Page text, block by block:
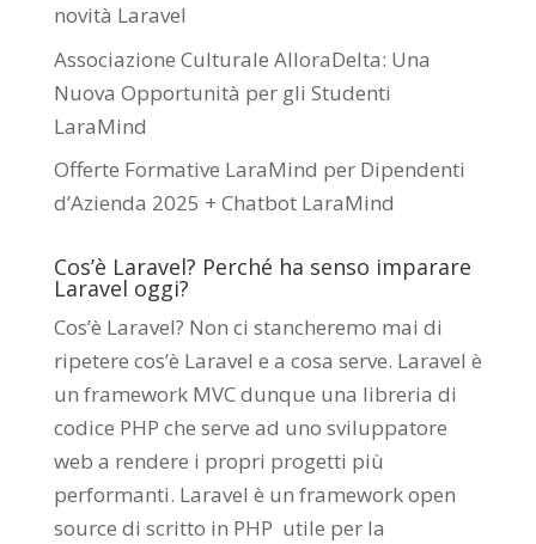
novità Laravel
Associazione Culturale AlloraDelta: Una
Nuova Opportunità per gli Studenti
LaraMind
Offerte Formative LaraMind per Dipendenti
d’Azienda 2025 + Chatbot LaraMind
Cos’è Laravel? Perché ha senso imparare
Laravel oggi?
Cos’è Laravel? Non ci stancheremo mai di
ripetere cos’è Laravel e a cosa serve. Laravel è
un framework MVC dunque una libreria di
codice PHP che serve ad uno sviluppatore
web a rendere i propri progetti più
performanti. Laravel è un framework open
source di scritto in PHP utile per la